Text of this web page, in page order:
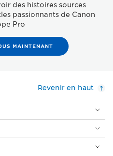
des histoires sources
passionnants de Canon
Pro
MAINTENANT
Revenir en haut